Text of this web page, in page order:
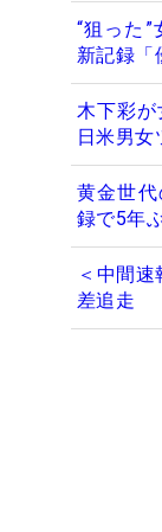
“狙った
新記録「
木下彩
日米男女
黄金世
録で5年
＜中間
差追走